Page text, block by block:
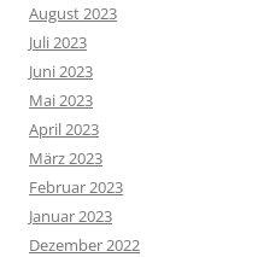
August 2023
Juli 2023
Juni 2023
Mai 2023
April 2023
März 2023
Februar 2023
Januar 2023
Dezember 2022